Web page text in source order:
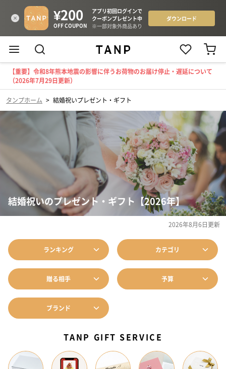
【重要】令和8年熊本地震の影響に伴うお荷物のお届け停止・遅延について
（2026年7月29日更新）
タンプホーム > 結婚祝いプレゼント・ギフト
結婚祝いのプレゼント・ギフト【2026年】
2026年8月6日更新
ランキング カテゴリ
贈る相手 予算
ブランド
TANP GIFT SERVICE